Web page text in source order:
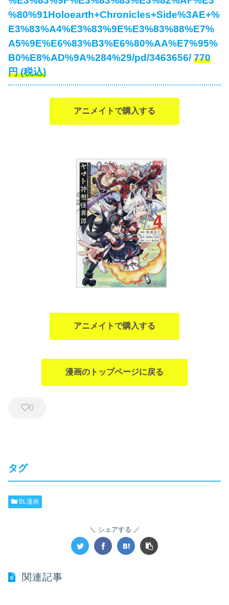
%80%91Holoearth+Chronicles+Side%3AE+%
E3%83%A4%E3%83%9E%E3%83%88%E7%
A5%9E%E6%83%B3%E6%80%AA%E7%95%
B0%E8%AD%9A%284%29/pd/3463656/ 770
円 (税込)
アニメイトで購入する
アニメイトで購入する
漫画のトップページに戻る
0
タグ
BL漫画
シェアする
関連記事